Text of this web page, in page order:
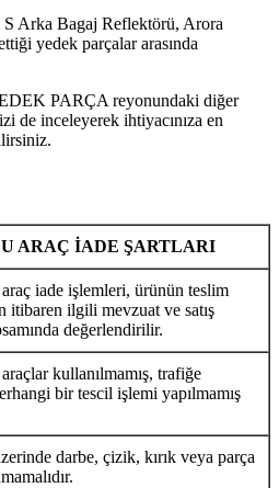
Arka Bagaj Reflektörü, Arora
yedek parçalar arasında
PARÇA reyonundaki diğer
de inceleyerek ihtiyacınıza en
ARAÇ İADE ŞARTLARI
iade işlemleri, ürünün teslim
itibaren ilgili mevzuat ve satış
değerlendirilir.
kullanılmamış, trafiğe
bir tescil işlemi yapılmamış
darbe, çizik, kırık veya parça